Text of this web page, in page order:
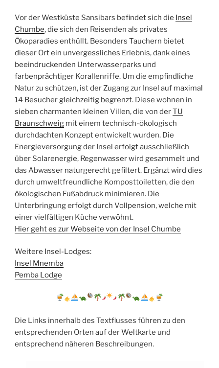
Vor der Westküste Sansibars befindet sich die Insel
Chumbe, die sich den Reisenden als privates
Ökoparadies enthüllt. Besonders Tauchern bietet
dieser Ort ein unvergessliches Erlebnis, dank eines
beeindruckenden Unterwasserparks und
farbenprächtiger Korallenriffe. Um die empfindliche
Natur zu schützen, ist der Zugang zur Insel auf maximal
14 Besucher gleichzeitig begrenzt. Diese wohnen in
sieben charmanten kleinen Villen, die von derTU
Braunschweig mit einem technisch-ökologisch
durchdachten Konzept entwickelt wurden. Die
Energieversorgung der Insel erfolgt ausschließlich
über Solarenergie, Regenwasser wird gesammelt und
das Abwasser naturgerecht gefiltert. Ergänzt wird dies
durch umweltfreundliche Komposttoiletten, die den
ökologischen Fußabdruck minimieren. Die
Unterbringung erfolgt durch Vollpension, welche mit
einer vielfältigen Küche verwöhnt.
Hier geht es zur Webseite von der Insel Chumbe
Weitere Insel-Lodges:
Insel Mnemba
Pemba Lodge
Die Links innerhalb des Textflusses führen zu den
entsprechenden Orten auf der Weltkarte und
entsprechend näheren Beschreibungen.